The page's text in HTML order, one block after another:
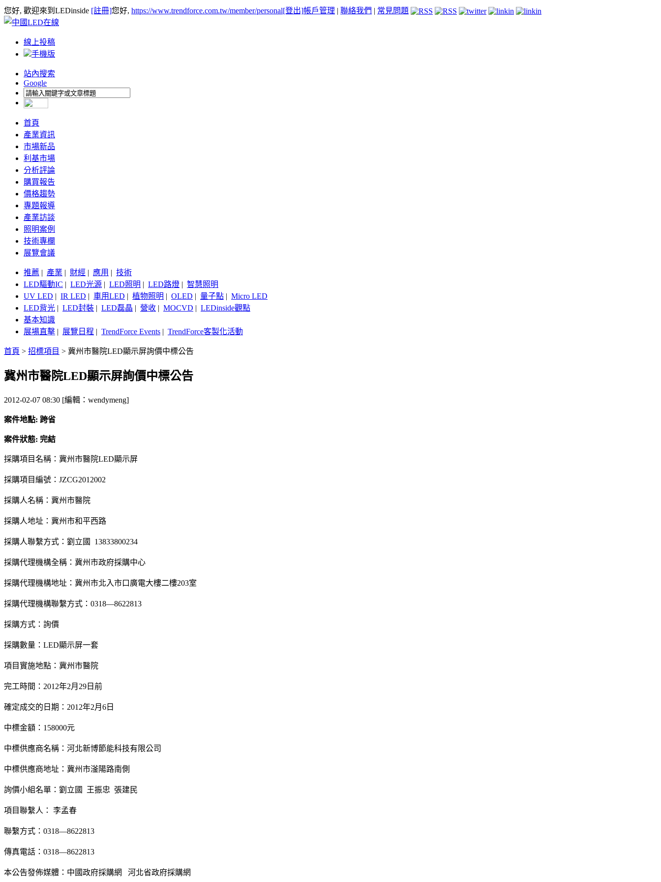
您好, 歡迎來到LEDinside [註冊]您好, https://www.trendforce.com.tw/member/personal[登出]帳戶管理 | 聯絡我們 | 常見問題
線上投稿
手機版
站內搜索
Google
首頁
產業資訊
市場新品
利基市場
分析評論
購買報告
價格趨勢
專題報導
產業訪談
照明案例
技術專欄
展覽會議
推薦 | 產業 | 財經 | 應用 | 技術
LED驅動IC | LED光源 | LED照明 | LED路燈 | 智慧照明
UV LED | IR LED | 車用LED | 植物照明 | OLED | 量子點 | Micro LED
LED背光 | LED封裝 | LED磊晶 | 營收 | MOCVD | LEDinside觀點
基本知識
展場直擊 | 展覽日程 | TrendForce Events | TrendForce客製化活動
首頁 > 招標項目 > 冀州市醫院LED顯示屏詢價中標公告
冀州市醫院LED顯示屏詢價中標公告
2012-02-07 08:30 [編輯：wendymeng]
案件地點: 跨省
案件狀態: 完結
採購項目名稱：冀州市醫院LED顯示屏
採購項目編號：JZCG2012002
採購人名稱：冀州市醫院
採購人地址：冀州市和平西路
採購人聯繫方式：劉立國 13833800234
採購代理機構全稱：冀州市政府採購中心
採購代理機構地址：冀州市北入市口廣電大樓二樓203室
採購代理機構聯繫方式：0318—8622813
採購方式：詢價
採購數量：LED顯示屏一套
項目實施地點：冀州市醫院
完工時間：2012年2月29日前
確定成交的日期：2012年2月6日
中標金額：158000元
中標供應商名稱：河北新博節能科技有限公司
中標供應商地址：冀州市滏陽路南側
詢價小組名單：劉立國 王振忠 張建民
項目聯繫人： 李孟春
聯繫方式：0318—8622813
傳真電話：0318—8622813
本公告發佈媒體：中國政府採購網 河北省政府採購網